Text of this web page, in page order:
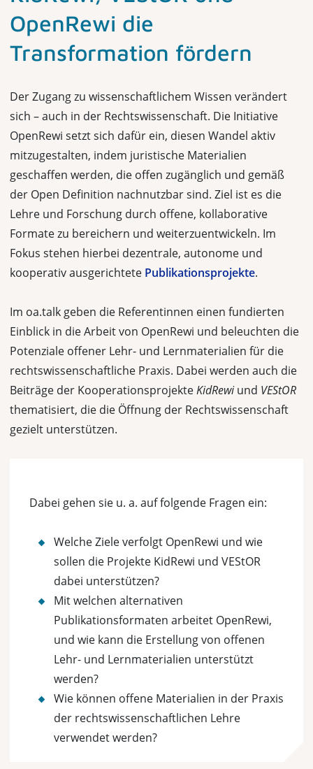
OpenRewi die
Transformation fördern
Der Zugang zu wissenschaftlichem Wissen verändert
sich – auch in der Rechtswissenschaft. Die Initiative
OpenRewi setzt sich dafür ein, diesen Wandel aktiv
mitzugestalten, indem juristische Materialien
geschaffen werden, die offen zugänglich und gemäß
der Open Definition nachnutzbar sind. Ziel ist es die
Lehre und Forschung durch offene, kollaborative
Formate zu bereichern und weiterzuentwickeln. Im
Fokus stehen hierbei dezentrale, autonome und
kooperativ ausgerichtete Publikationsprojekte.
Im oa.talk geben die Referentinnen einen fundierten
Einblick in die Arbeit von OpenRewi und beleuchten die
Potenziale offener Lehr- und Lernmaterialien für die
rechtswissenschaftliche Praxis. Dabei werden auch die
Beiträge der KooperationsprojekteKidRewiund VEStOR
thematisiert, die die Öffnung der Rechtswissenschaft
gezielt unterstützen.
Dabei gehen sie u. a. auf folgende Fragen ein:
Welche Ziele verfolgt OpenRewi und wie
sollen die Projekte KidRewi und VEStOR
dabei unterstützen?
Mit welchen alternativen
Publikationsformaten arbeitet OpenRewi,
und wie kann die Erstellung von offenen
Lehr- und Lernmaterialien unterstützt
werden?
Wie können offene Materialien in der Praxis
der rechtswissenschaftlichen Lehre
verwendet werden?